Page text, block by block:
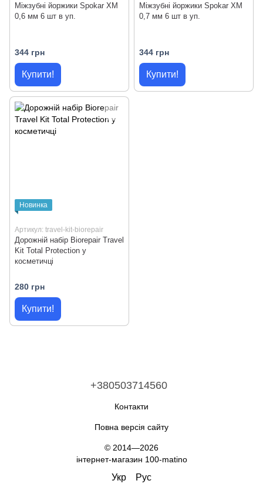
Міжзубні йоржики Spokar XM
0,6 мм 6 шт в уп.
344 грн
Купити!
Міжзубні йоржики Spokar XM
0,7 мм 6 шт в уп.
344 грн
Купити!
Новинка
Артикул: travel-kit-biorepair
Дорожній набір Biorepair Travel
Kit Total Protection у
косметичці
280 грн
Купити!
+380503714560
Контакти
Повна версія сайту
© 2014—2026
інтернет-магазин 100-matino
Укр Рус